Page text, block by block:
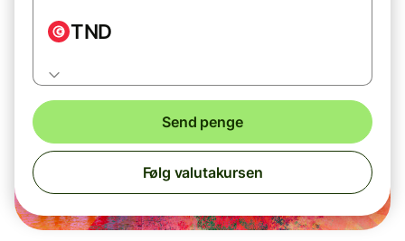
TND
Send penge
Følg valutakursen